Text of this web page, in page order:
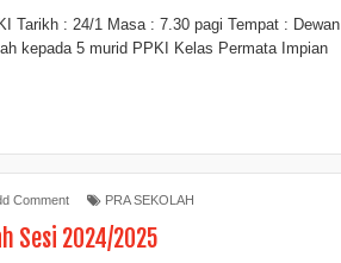
Tarikh : 24/1 Masa : 7.30 pagi Tempat : Dewan
kepada 5 murid PPKI Kelas Permata Impian
Comment PRA SEKOLAH
Sesi 2024/2025